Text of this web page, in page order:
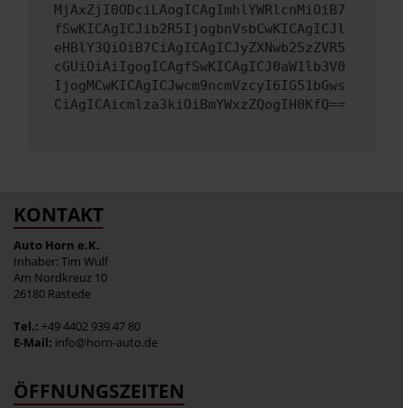
MjAxZjI0ODciLAogICAgImhlYWRlcnMiOiB7
fSwKICAgICJib2R5IjogbnVsbCwKICAgICJl
eHBlY3QiOiB7CiAgICAgICJyZXNwb25zZVR5
cGUiOiAiIgogICAgfSwKICAgICJ0aW1lb3V0
IjogMCwKICAgICJwcm9ncmVzcyI6IG51bGws
CiAgICAicmlza3kiOiBmYWxzZQogIH0KfQ==
KONTAKT
Auto Horn e.K.
Inhaber: Tim Wulf
Am Nordkreuz 10
26180 Rastede
Tel.: +49 4402 939 47 80
E-Mail: info@horn-auto.de
ÖFFNUNGSZEITEN